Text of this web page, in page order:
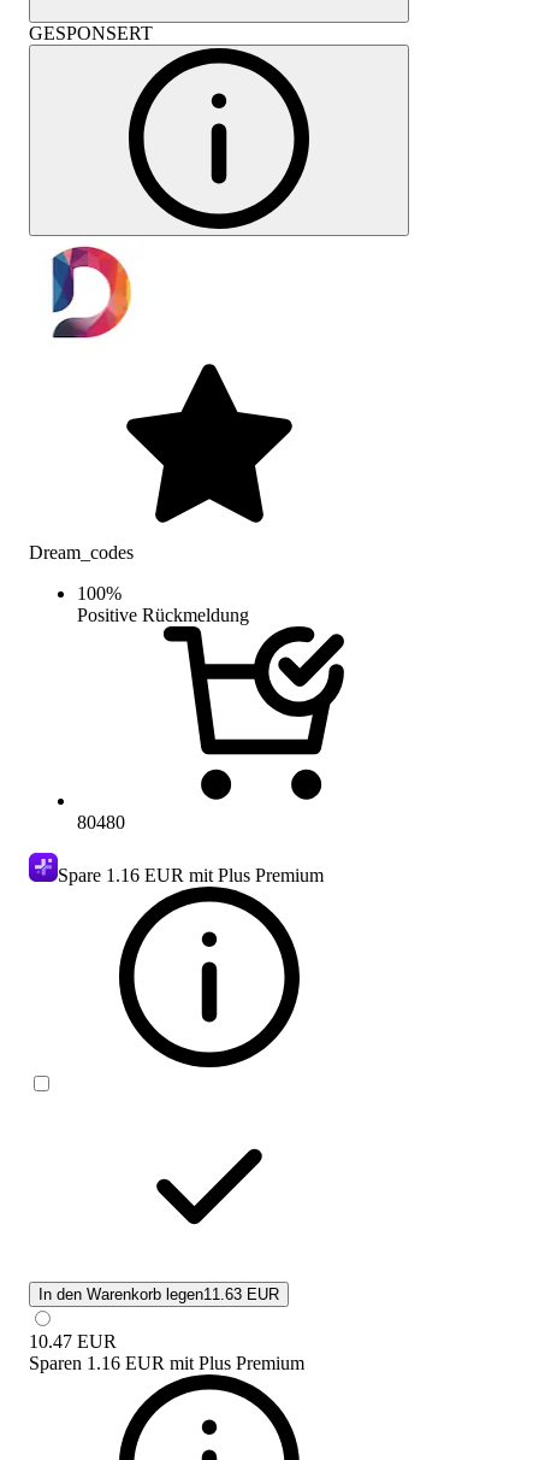
GESPONSERT
Dream_codes
100%
Positive Rückmeldung
80480
Spare 1.16 EUR mit Plus Premium
In den Warenkorb legen11.63 EUR
10.47 EUR
Sparen 1.16 EUR mit Plus Premium